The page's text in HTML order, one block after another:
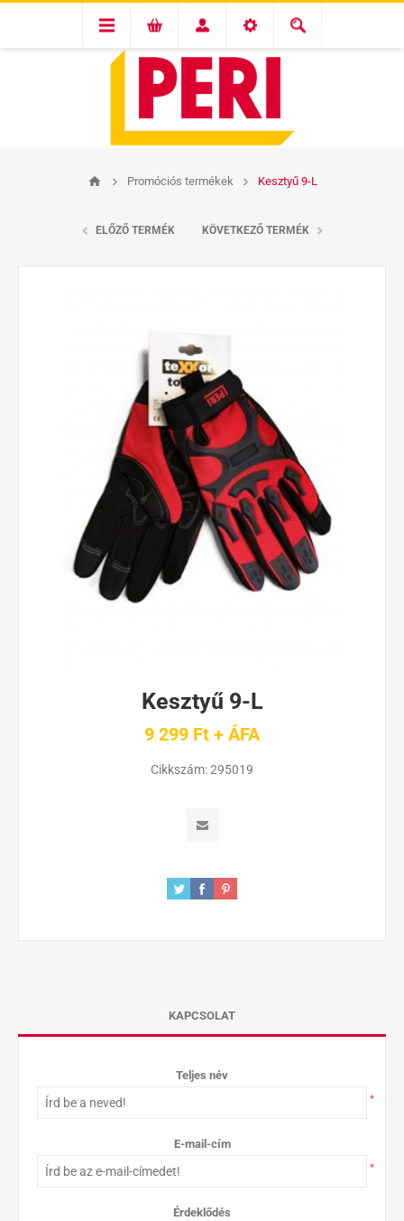
Promóciós termékek Kesztyű 9-L
ELŐZŐ TERMÉK KÖVETKEZŐ TERMÉK
Kesztyű 9-L
9 299 Ft + ÁFA
Cikkszám:295019
KAPCSOLAT
Teljes név
*
E-mail-cím
*
Érdeklődés